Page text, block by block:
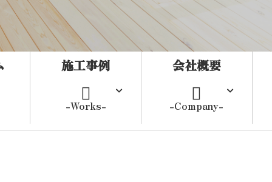
施工事例
-Works-
会社概要
-Company-